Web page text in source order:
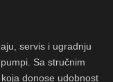
servis i ugradnju
Sa stručnim
donose udobnost